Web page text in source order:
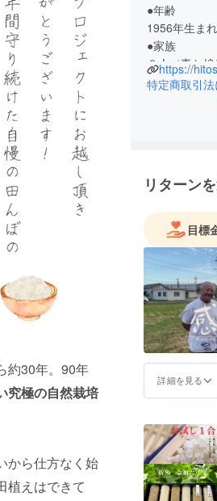
約30年。90年
究極の自然栽培
から仕方なく始
植えはできて
●年齢
1956年生まれ
●家族
３人（妻と
●身長
カレーライス
オートバイ
ス、キャンプ
も好きだけ
しまいまし
●稲作歴
1990年〜
●資格
水田環境認
野菜ソムリエ
●性格
・のめり込
・母が付けて
謝していま
り込み過ぎ
・米作りに
https://
特定商取引
リターン
目標
詳細を見る